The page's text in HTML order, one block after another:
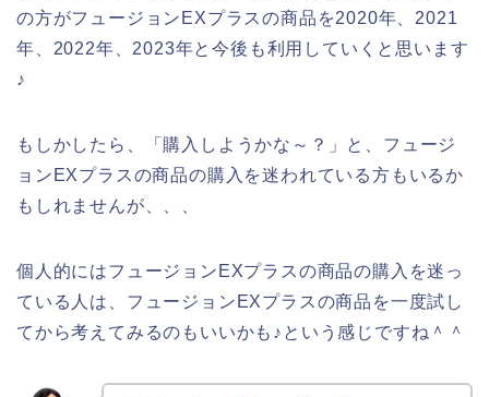
の方がフュージョンEXプラスの商品を2020年、2021
年、2022年、2023年と今後も利用していくと思います
♪
もしかしたら、「購入しようかな～？」と、フュージ
ョンEXプラスの商品の購入を迷われている方もいるか
もしれませんが、、、
個人的にはフュージョンEXプラスの商品の購入を迷っ
ている人は、フュージョンEXプラスの商品を一度試し
てから考えてみるのもいいかも♪という感じですね＾＾